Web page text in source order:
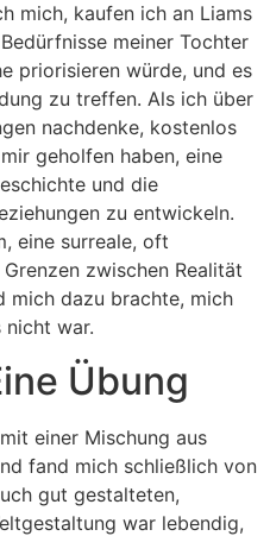
mich, kaufen ich an Liams
meiner Tochter
priorisieren würde, und es
zu treffen. Als ich über
nachdenke, kostenlos
geholfen haben, eine
und die
zu entwickeln.
eine surreale, oft
zwischen Realität
mich dazu brachte, mich
nicht war.
Übung
einer Mischung aus
fand mich schließlich von
gut gestalteten,
war lebendig,